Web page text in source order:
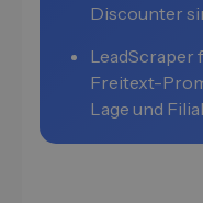
Discounter
LeadScraper
Freitext-
Lage und